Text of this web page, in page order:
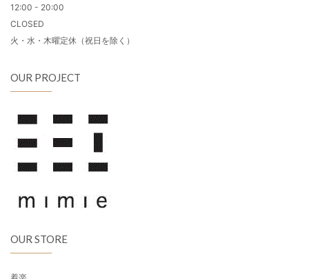
12:00 - 20:00
CLOSED
火・水・木曜定休（祝日を除く）
OUR PROJECT
OUR STORE